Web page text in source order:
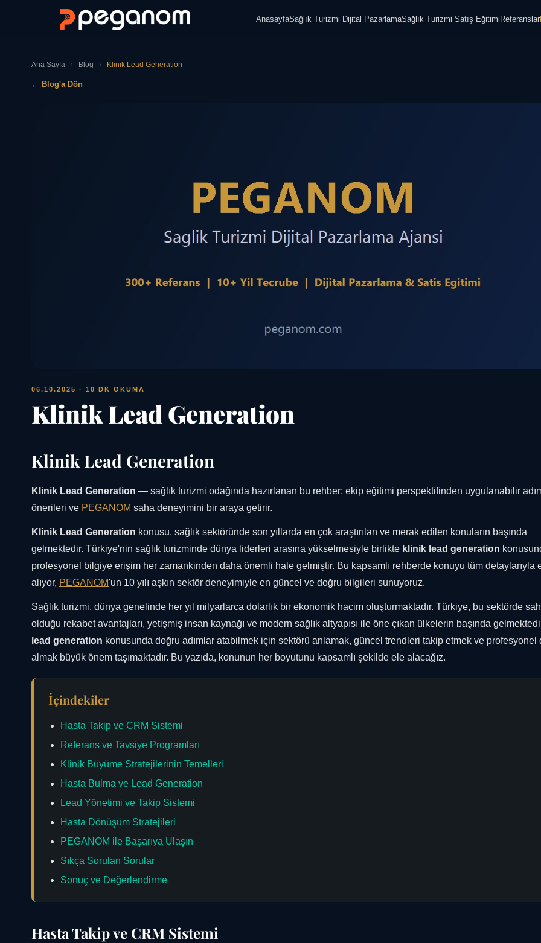
AnasayfaSağlık Turizmi Dijital PazarlamaSağlık Turizmi Satış EğitimiReferanslar
Ana Sayfa › Blog › Klinik Lead Generation
← Blog'a Dön
06.10.2025 · 10 DK OKUMA
Klinik Lead Generation
Klinik Lead Generation
Klinik Lead Generation — sağlık turizmi odağında hazırlanan bu rehber; ekip eğitimi perspektifinden uygulanabilir
önerileri ve PEGANOM saha deneyimini bir araya getirir.
Klinik Lead Generation konusu, sağlık sektöründe son yıllarda en çok araştırılan ve merak edilen konuların başında
gelmektedir. Türkiye'nin sağlık turizminde dünya liderleri arasına yükselmesiyle birlikte klinik lead generation
profesyonel bilgiye erişim her zamankinden daha önemli hale gelmiştir. Bu kapsamlı rehberde konuyu tüm detaylarıyla
alıyor, PEGANOM'un 10 yılı aşkın sektör deneyimiyle en güncel ve doğru bilgileri sunuyoruz.
Sağlık turizmi, dünya genelinde her yıl milyarlarca dolarlık bir ekonomik hacim oluşturmaktadır. Türkiye, bu sektörde
olduğu rekabet avantajları, yetişmiş insan kaynağı ve modern sağlık altyapısı ile öne çıkan ülkelerin başında
lead generation konusunda doğru adımlar atabilmek için sektörü anlamak, güncel trendleri takip etmek ve profesyonel
almak büyük önem taşımaktadır. Bu yazıda, konunun her boyutunu kapsamlı şekilde ele alacağız.
İçindekiler
Hasta Takip ve CRM Sistemi
Referans ve Tavsiye Programları
Klinik Büyüme Stratejilerinin Temelleri
Hasta Bulma ve Lead Generation
Lead Yönetimi ve Takip Sistemi
Hasta Dönüşüm Stratejileri
PEGANOM ile Başarıya Ulaşın
Sıkça Sorulan Sorular
Sonuç ve Değerlendirme
Hasta Takip ve CRM Sistemi